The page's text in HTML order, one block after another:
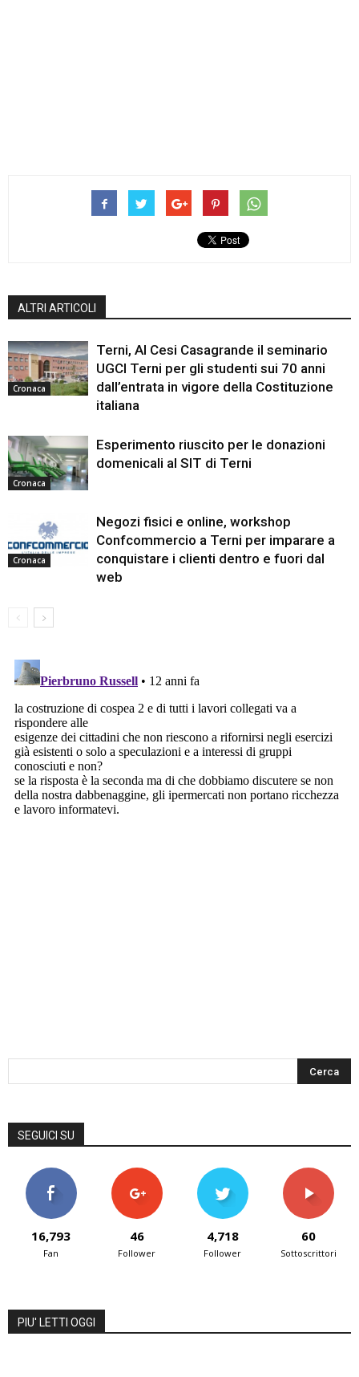
ALTRI ARTICOLI
Cronaca
Terni, Al Cesi Casagrande il seminario
UGCI Terni per gli studenti sui 70 anni
dall’entrata in vigore della Costituzione
italiana
Cronaca
Esperimento riuscito per le donazioni
domenicali al SIT di Terni
Cronaca
Negozi fisici e online, workshop
Confcommercio a Terni per imparare a
conquistare i clienti dentro e fuori dal
web
SEGUICI SU
16,793
Fan
46
Follower
4,718
Follower
60
Sottoscrittori
PIU' LETTI OGGI